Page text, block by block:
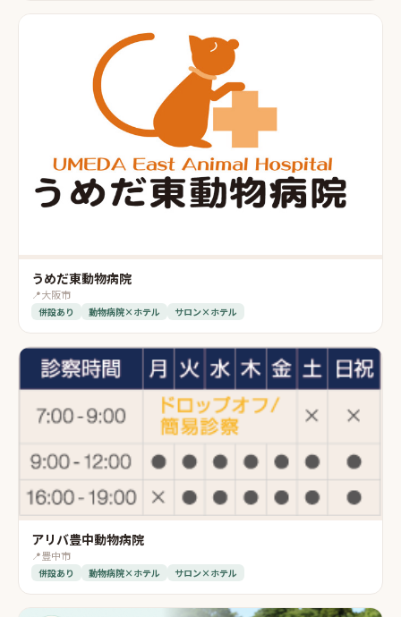
うめだ東動物病院
📍大阪市
併設あり 動物病院×ホテル サロン×ホテル
アリバ豊中動物病院
📍豊中市
併設あり 動物病院×ホテル サロン×ホテル